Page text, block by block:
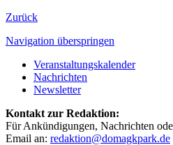
Zurück
Navigation überspringen
Veranstaltungskalender
Nachrichten
Newsletter
Kontakt zur Redaktion:
Für Ankündigungen, Nachrichten
Email an: redaktion@domagkpark.de